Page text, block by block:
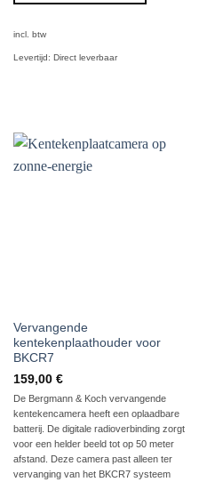
incl. btw
Levertijd: Direct leverbaar
Vervangende
kentekenplaathouder voor
BKCR7
159,00 €
De Bergmann & Koch vervangende
kentekencamera heeft een oplaadbare
batterij. De digitale radioverbinding zorgt
voor een helder beeld tot op 50 meter
afstand. Deze camera past alleen ter
vervanging van het BKCR7 systeem